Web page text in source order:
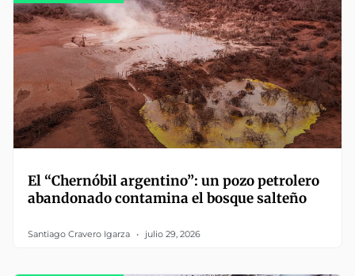
El “Chernóbil argentino”: un pozo petrolero
abandonado contamina el bosque salteño
Santiago Cravero Igarza julio 29, 2026